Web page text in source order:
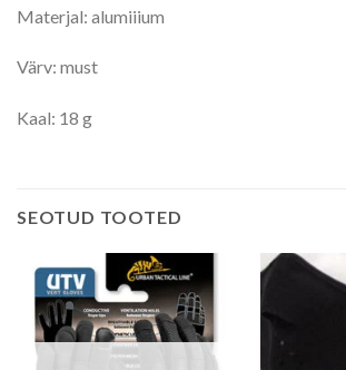
Materjal: alumiiium
Värv: must
Kaal: 18 g
SEOTUD TOOTED